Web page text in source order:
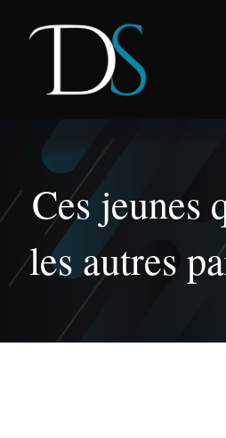
Ces jeunes
les autres